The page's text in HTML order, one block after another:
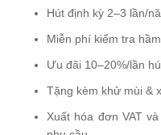
Hút định kỳ 2–3 lần/
Miễn phí kiểm tra
Ưu đãi 10–20%/lần
Tặng kèm khử mùi &
Xuất hóa đơn VAT